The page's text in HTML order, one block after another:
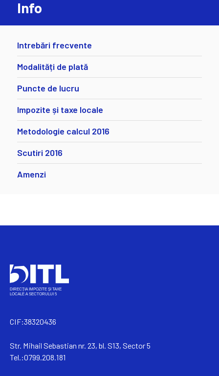
Info
Intrebări frecvente
Modalități de plată
Puncte de lucru
Impozite și taxe locale
Metodologie calcul 2016
Scutiri 2016
Amenzi
CIF:38320436
Str. Mihail Sebastian nr. 23, bl. S13, Sector 5
Tel.:0799.208.181